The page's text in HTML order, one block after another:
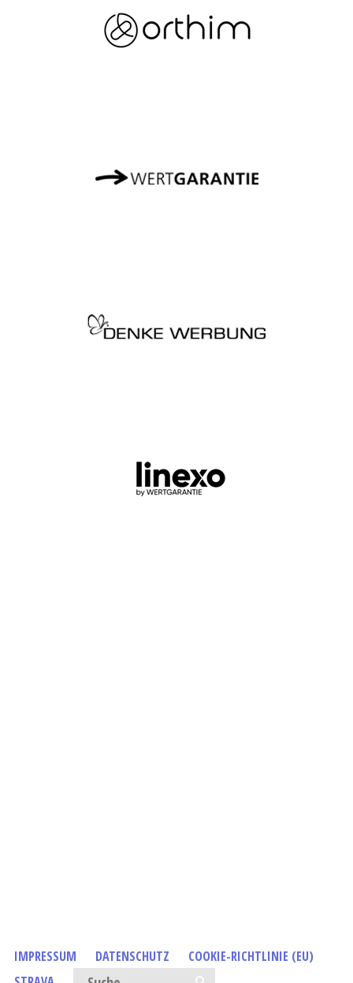
IMPRESSUM DATENSCHUTZ
COOKIE-RICHTLINIE (EU)